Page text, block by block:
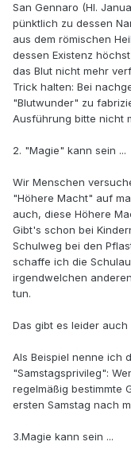
San Gennaro (Hl.
pünktlich zu dessen
aus dem römischen
dessen Existenz
das Blut nicht mehr
Trick halten: Bei
"Blutwunder" zu
Ausführung bitte nicht
2. "Magie" kann sein ...
Wir Menschen
"Höhere Macht" auf
auch, diese Höhere
Gibt's schon bei
Schulweg bei den
schaffe ich die
irgendwelchen
tun.
Das gibt es leider auch
Als Beispiel nenne ich
"Samstagsprivileg":
regelmäßig bestimmte
ersten Samstag nach
3.Magie kann sein ...